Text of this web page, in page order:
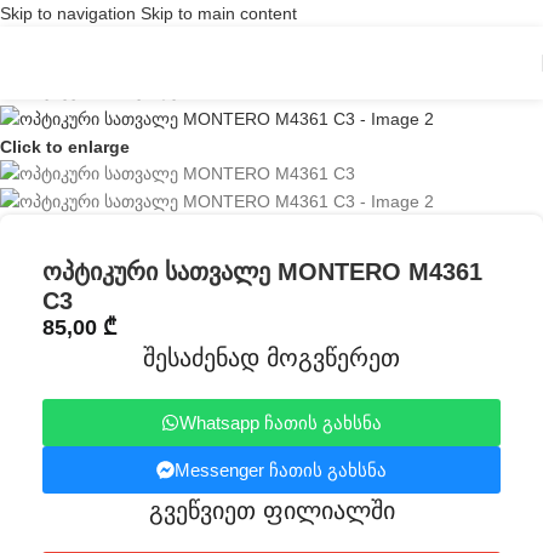
Skip to navigation Skip to main content
Click to enlarge
ოპტიკური სათვალე MONTERO M4361
C3
85,00 ₾
შესაძენად მოგვწერეთ
Whatsapp ჩათის გახსნა
Messenger ჩათის გახსნა
გვეწვიეთ ფილიალში​